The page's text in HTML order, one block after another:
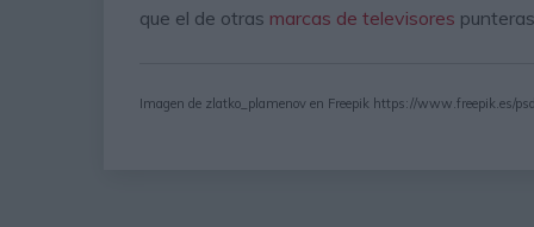
que el de otras marcas de televisores
Imagen de zlatko_plamenov en Freepik https://